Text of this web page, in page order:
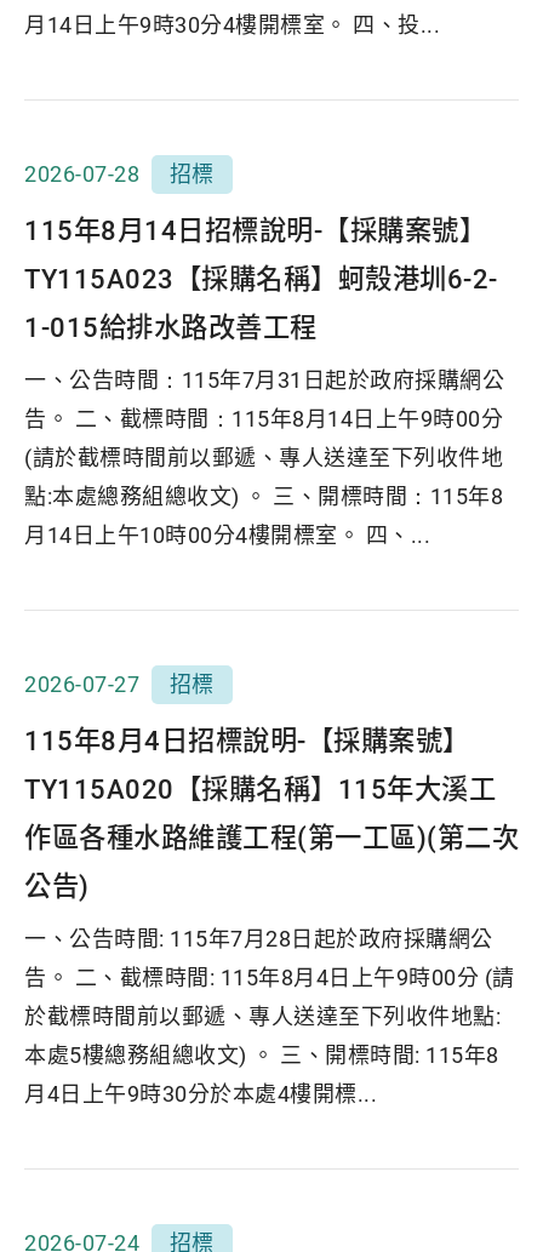
月14日上午9時30分4樓開標室。 四、投...
2026-07-28 招標
115年8月14日招標說明-【採購案號】
TY115A023【採購名稱】蚵殼港圳6-2-
1-015給排水路改善工程
一、公告時間：115年7月31日起於政府採購網公
告。 二、截標時間：115年8月14日上午9時00分
(請於截標時間前以郵遞、專人送達至下列收件地
點:本處總務組總收文) 。 三、開標時間：115年8
月14日上午10時00分4樓開標室。 四、...
2026-07-27 招標
115年8月4日招標說明-【採購案號】
TY115A020【採購名稱】115年大溪工
作區各種水路維護工程(第一工區)(第二次
公告)
一、公告時間: 115年7月28日起於政府採購網公
告。 二、截標時間: 115年8月4日上午9時00分 (請
於截標時間前以郵遞、專人送達至下列收件地點:
本處5樓總務組總收文) 。 三、開標時間: 115年8
月4日上午9時30分於本處4樓開標...
2026-07-24 招標